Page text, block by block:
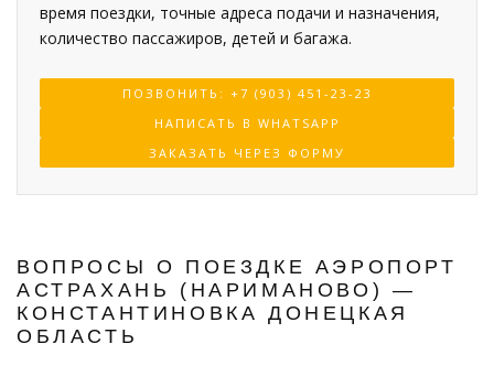
время поездки, точные адреса подачи и назначения,
количество пассажиров, детей и багажа.
ПОЗВОНИТЬ: +7 (903) 451-23-23
НАПИСАТЬ В WHATSAPP
ЗАКАЗАТЬ ЧЕРЕЗ ФОРМУ
ВОПРОСЫ О ПОЕЗДКЕ АЭРОПОРТ
АСТРАХАНЬ (НАРИМАНОВО) —
КОНСТАНТИНОВКА ДОНЕЦКАЯ
ОБЛАСТЬ